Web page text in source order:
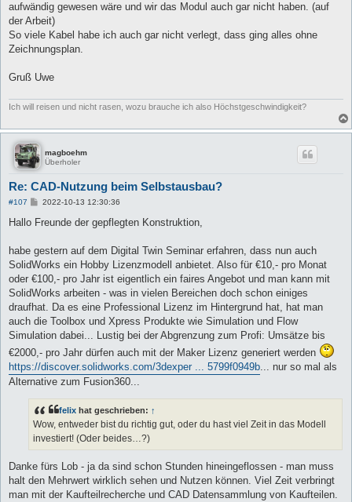
aufwändig gewesen wäre und wir das Modul auch gar nicht haben. (auf
der Arbeit)
So viele Kabel habe ich auch gar nicht verlegt, dass ging alles ohne
Zeichnungsplan.
Gruß Uwe
Ich will reisen und nicht rasen, wozu brauche ich also Höchstgeschwindigkeit?
magboehm
Überholer
Re: CAD-Nutzung beim Selbstausbau?
#107
B
i
a
g
2022-10-13 12:30:36
Hallo Freunde der gepflegten Konstruktion,
habe gestern auf dem Digital Twin Seminar erfahren, dass nun auch
SolidWorks ein Hobby Lizenzmodell anbietet. Also für €10,- pro Monat
oder €100,- pro Jahr ist eigentlich ein faires Angebot und man kann mit
SolidWorks arbeiten - was in vielen Bereichen doch schon einiges
draufhat. Da es eine Professional Lizenz im Hintergrund hat, hat man
auch die Toolbox und Xpress Produkte wie Simulation und Flow
Simulation dabei... Lustig bei der Abgrenzung zum Profi: Umsätze bis
€2000,- pro Jahr dürfen auch mit der Maker Lizenz generiert werden
https://discover.solidworks.com/3dexper ... 5799f0949b ... nur so mal als
Alternative zum Fusion360...
felix hat geschrieben: ↑
Wow, entweder bist du richtig gut, oder du hast viel Zeit in das Modell
investiert! (Oder beides…?)
Danke fürs Lob - ja da sind schon Stunden hineingeflossen - man muss
halt den Mehrwert wirklich sehen und Nutzen können. Viel Zeit verbringt
man mit der Kaufteilrecherche und CAD Datensammlung von Kaufteilen.